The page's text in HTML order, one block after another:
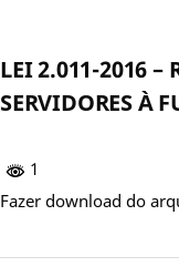
LEI 2.011-2016 –
SERVIDORES À
1
Fazer download do